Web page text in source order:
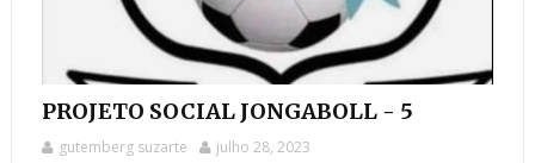
PROJETO SOCIAL JONGABOLL - 5
gutemberg suzarte julho 28, 2023